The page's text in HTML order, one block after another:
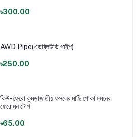
৳300.00
AWD Pipe(এডব্লিউডি পাইপ)
৳250.00
কিউ-ফেরো কুমড়াজাতীয় ফসলের মাছি পোকা দমনের
ফেরোমন টোপ
৳65.00